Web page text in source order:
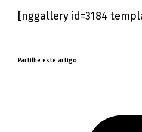
[nggallery id=3184
Partilhe este artigo